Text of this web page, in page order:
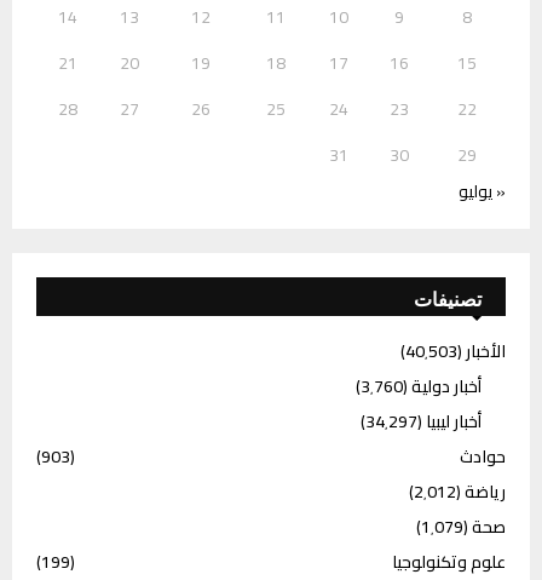
8
9
10
11
12
13
14
15
16
17
18
19
20
21
22
23
24
25
26
27
28
29
30
31
« يوليو
تصنيفات
الأخبار(40٬503)
أخبار دولية(3٬760)
أخبار ليبيا(34٬297)
حوادث
(903)
رياضة(2٬012)
صحة(1٬079)
علوم وتكنولوجيا
(199)